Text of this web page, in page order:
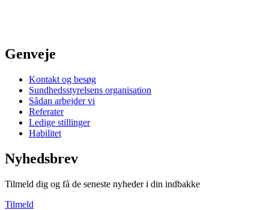
Genveje
Kontakt og besøg
Sundhedsstyrelsens organisation
Sådan arbejder vi
Referater
Ledige stillinger
Habilitet
Nyhedsbrev
Tilmeld dig og få de seneste nyheder i din indbakke
Tilmeld